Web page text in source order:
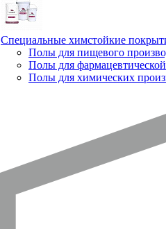
Специальные химстойкие
Полы для пищевого
Полы для
Полы для химических